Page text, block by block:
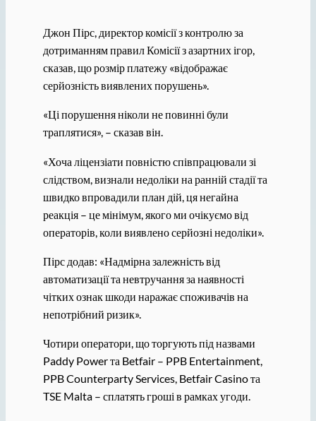
Джон Пірс, директор комісії з контролю за
дотриманням правил Комісії з азартних ігор,
сказав, що розмір платежу «відображає
серйозність виявлених порушень».
«Ці порушення ніколи не повинні були
траплятися», – сказав він.
«Хоча ліцензіати повністю співпрацювали зі
слідством, визнали недоліки на ранній стадії та
швидко впровадили план дій, ця негайна
реакція – це мінімум, якого ми очікуємо від
операторів, коли виявлено серйозні недоліки».
Пірс додав: «Надмірна залежність від
автоматизації та невтручання за наявності
чітких ознак шкоди наражає споживачів на
непотрібний ризик».
Чотири оператори, що торгують під назвами
Paddy Power та Betfair – PPB Entertainment,
PPB Counterparty Services, Betfair Casino та
TSE Malta – сплатять гроші в рамках угоди.